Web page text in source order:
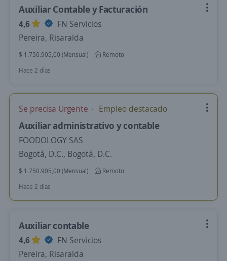
Auxiliar Contable y Facturación
4,6
FN Servicios
Pereira, Risaralda
$ 1.750.905,00 (Mensual)
Remoto
Hace 2 días
Se precisa Urgente Empleo destacado
Auxiliar administrativo y contable
FOODOLOGY SAS
Bogotá, D.C., Bogotá, D.C.
$ 1.750.905,00 (Mensual)
Remoto
Hace 2 días
Auxiliar contable
4,6
FN Servicios
Pereira, Risaralda